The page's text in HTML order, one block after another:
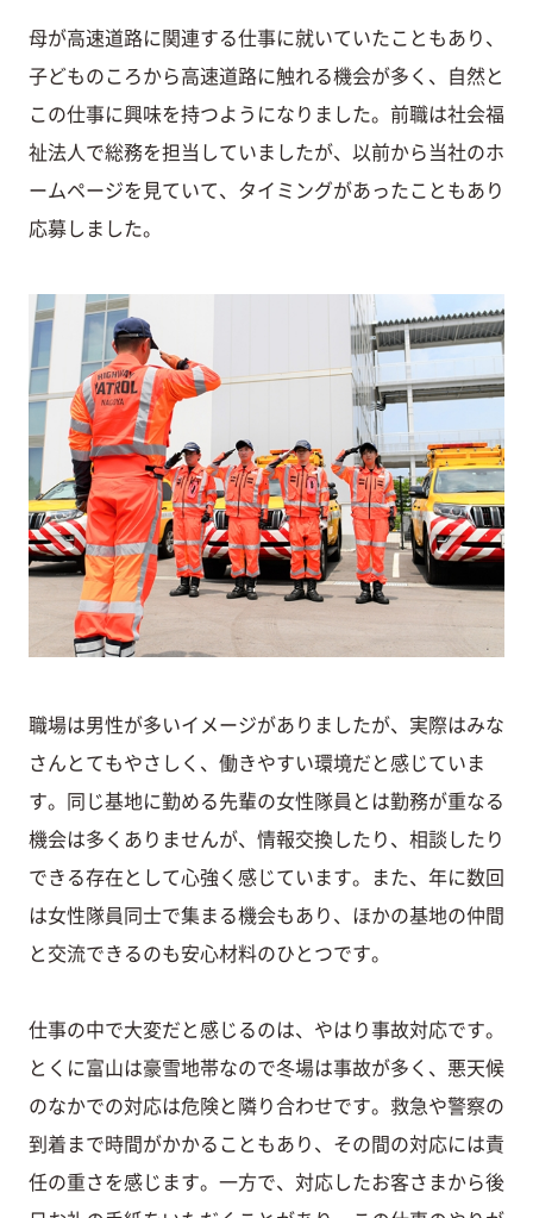
母が高速道路に関連する仕事に就いていたこともあり、
子どものころから高速道路に触れる機会が多く、自然と
この仕事に興味を持つようになりました。前職は社会福
祉法人で総務を担当していましたが、以前から当社のホ
ームページを見ていて、タイミングがあったこともあり
応募しました。
職場は男性が多いイメージがありましたが、実際はみな
さんとてもやさしく、働きやすい環境だと感じていま
す。同じ基地に勤める先輩の女性隊員とは勤務が重なる
機会は多くありませんが、情報交換したり、相談したり
できる存在として心強く感じています。また、年に数回
は女性隊員同士で集まる機会もあり、ほかの基地の仲間
と交流できるのも安心材料のひとつです。
仕事の中で大変だと感じるのは、やはり事故対応です。
とくに富山は豪雪地帯なので冬場は事故が多く、悪天候
のなかでの対応は危険と隣り合わせです。救急や警察の
到着まで時間がかかることもあり、その間の対応には責
任の重さを感じます。一方で、対応したお客さまから後